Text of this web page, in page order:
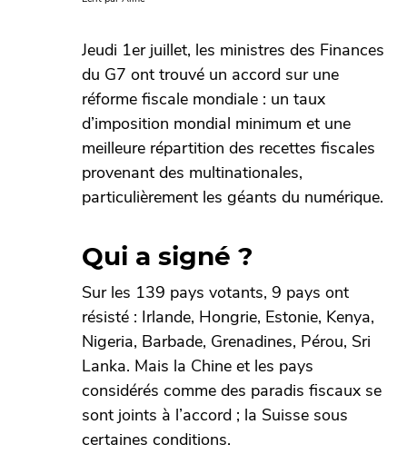
Jeudi 1er juillet, les ministres des Finances
du G7 ont trouvé un accord sur une
réforme fiscale mondiale : un taux
d’imposition mondial minimum et une
meilleure répartition des recettes fiscales
provenant des multinationales,
particulièrement les géants du numérique.
Qui a signé ?
Sur les 139 pays votants, 9 pays ont
résisté : Irlande, Hongrie, Estonie, Kenya,
Nigeria, Barbade, Grenadines, Pérou, Sri
Lanka. Mais la Chine et les pays
considérés comme des paradis fiscaux se
sont joints à l’accord ; la Suisse sous
certaines conditions.